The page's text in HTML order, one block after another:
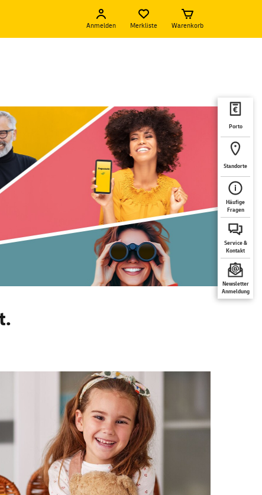
Anmelden Merkliste Warenkorb
Porto
Standorte
Häufige
Fragen
Service &
Kontakt
Newsletter
Anmeldung